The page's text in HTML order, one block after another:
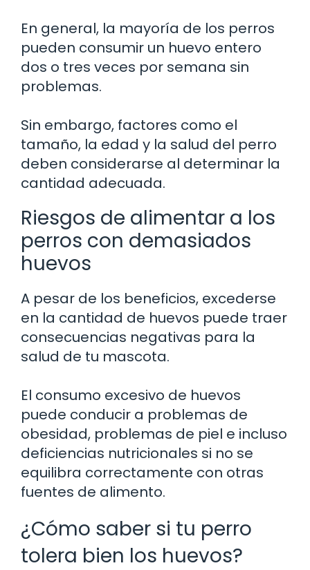
En general, la mayoría de los perros
pueden consumir un huevo entero
dos o tres veces por semana sin
problemas.
Sin embargo, factores como el
tamaño, la edad y la salud del perro
deben considerarse al determinar la
cantidad adecuada.
Riesgos de alimentar a los
perros con demasiados
huevos
A pesar de los beneficios, excederse
en la cantidad de huevos puede traer
consecuencias negativas para la
salud de tu mascota.
El consumo excesivo de huevos
puede conducir a problemas de
obesidad, problemas de piel e incluso
deficiencias nutricionales si no se
equilibra correctamente con otras
fuentes de alimento.
¿Cómo saber si tu perro
tolera bien los huevos?